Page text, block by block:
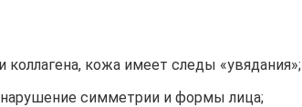
кожа имеет следы «увядания»;
симметрии и формы лица;